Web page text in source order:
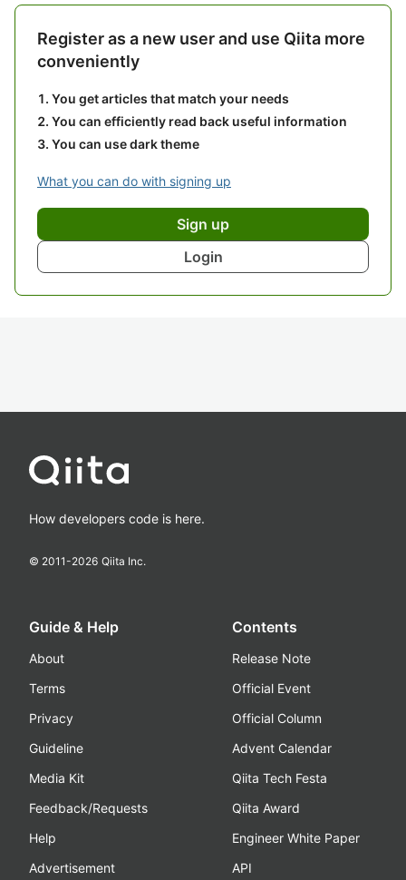
Register as a new user and use Qiita more
conveniently
You get articles that match your needs
You can efficiently read back useful information
You can use dark theme
What you can do with signing up
Sign up
Login
How developers code is here.
© 2011-2026 Qiita Inc.
Guide & Help
About
Terms
Privacy
Guideline
Media Kit
Feedback/Requests
Help
Advertisement
Contents
Release Note
Official Event
Official Column
Advent Calendar
Qiita Tech Festa
Qiita Award
Engineer White Paper
API